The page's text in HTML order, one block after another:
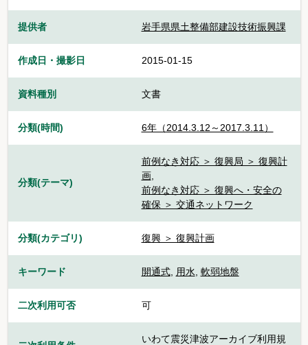
提供者 岩手県県土整備部建設技術振興課
作成日・撮影日 2015-01-15
資料種別 文書
分類(時間) 6年（2014.3.12～2017.3.11）
分類(テーマ)
前例なき対応 ＞ 復興局 ＞ 復興計
画,
前例なき対応 ＞ 復興へ・安全の
確保 ＞ 交通ネットワーク
分類(カテゴリ) 復興 ＞ 復興計画
キーワード 開通式, 用水, 軟弱地盤
二次利用可否 可
いわて震災津波アーカイブ利用規